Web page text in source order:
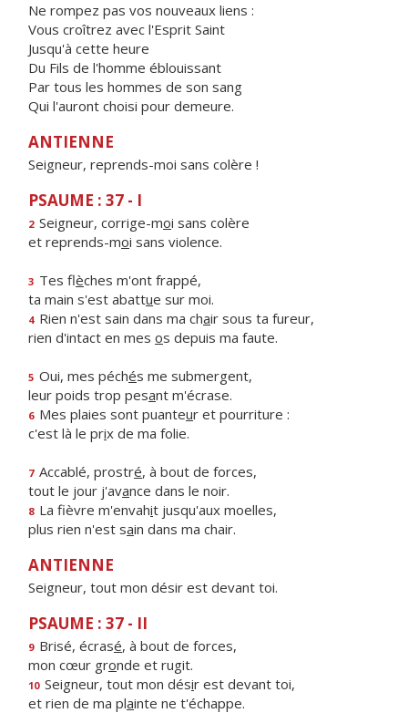
Ne rompez pas vos nouveaux liens :
Vous croîtrez avec l'Esprit Saint
Jusqu'à cette heure
Du Fils de l'homme éblouissant
Par tous les hommes de son sang
Qui l'auront choisi pour demeure.
ANTIENNE
Seigneur, reprends-moi sans colère !
PSAUME : 37 - I
2 Seigneur, corrige-moi sans colère
et reprends-moi sans violence.
3 Tes flèches m'ont frappé,
ta main s'est abattue sur moi.
4 Rien n'est sain dans ma chair sous ta fureur,
rien d'intact en mes os depuis ma faute.
5 Oui, mes péchés me submergent,
leur poids trop pesant m'écrase.
6 Mes plaies sont puanteur et pourriture :
c'est là le prix de ma folie.
7 Accablé, prostré, à bout de forces,
tout le jour j'avance dans le noir.
8 La fièvre m'envahit jusqu'aux moelles,
plus rien n'est sain dans ma chair.
ANTIENNE
Seigneur, tout mon désir est devant toi.
PSAUME : 37 - II
9 Brisé, écrasé, à bout de forces,
mon cœur gronde et rugit.
10 Seigneur, tout mon désir est devant toi,
et rien de ma plainte ne t'échappe.